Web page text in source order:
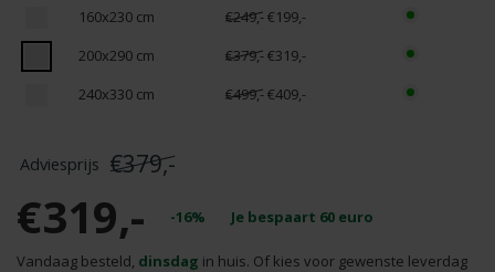
160x230 cm
€249,-€199,-
200x290 cm
€379,-€319,-
240x330 cm
€499,-€409,-
€379,-
€319,- -16% Je bespaart 60 euro
Vandaag besteld, dinsdag in huis. Of kies voor gewenste leverdag